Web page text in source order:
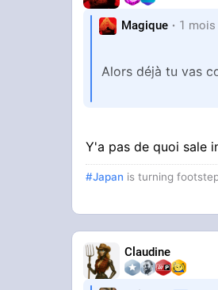
Magique 1 mois
Alors déjà tu vas
Ça t'apprendra
Ensuite voilà mes
Pour te laver tu
Ensuite si tu veux
Y'a pas de quoi sale
#Japan is turning
Claudine